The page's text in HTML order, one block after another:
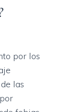
por los
las